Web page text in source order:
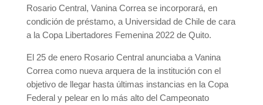
Rosario Central, Vanina Correa se incorporará, en
condición de préstamo, a Universidad de Chile de cara
a la Copa Libertadores Femenina 2022 de Quito.
El 25 de enero Rosario Central anunciaba a Vanina
Correa como nueva arquera de la institución con el
objetivo de llegar hasta últimas instancias en la Copa
Federal y pelear en lo más alto del Campeonato